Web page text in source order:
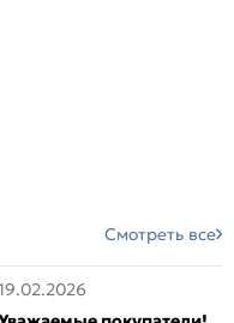
Смотреть все